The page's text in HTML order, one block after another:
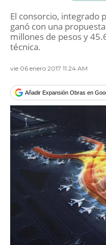
El consorcio, integrado
ganó con una
millones de pesos y
técnica.
vie 06 enero 2017 11:24 AM
Añadir Expansión Obras en